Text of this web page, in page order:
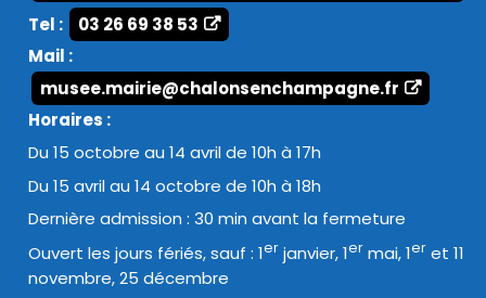
Tel :
03 26 69 38 53
Mail :
musee.mairie@chalonsenchampagne.fr
Horaires :
Du 15 octobre au 14 avril de 10h à 17h
Du 15 avril au 14 octobre de 10h à 18h
Dernière admission : 30 min avant la fermeture
Ouvert les jours fériés, sauf : 1er janvier, 1er mai, 1er et 11
novembre, 25 décembre